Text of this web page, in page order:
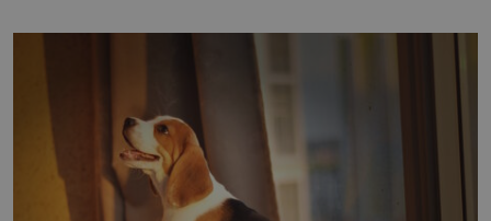
povaze, ale i v potřebách naší pokožky. Ohnivá znamení
Ženy narozené ve znamení Berana, Lva a Střelce v sobě
nesou žár, odvahu a neutuchající elán. Vaše